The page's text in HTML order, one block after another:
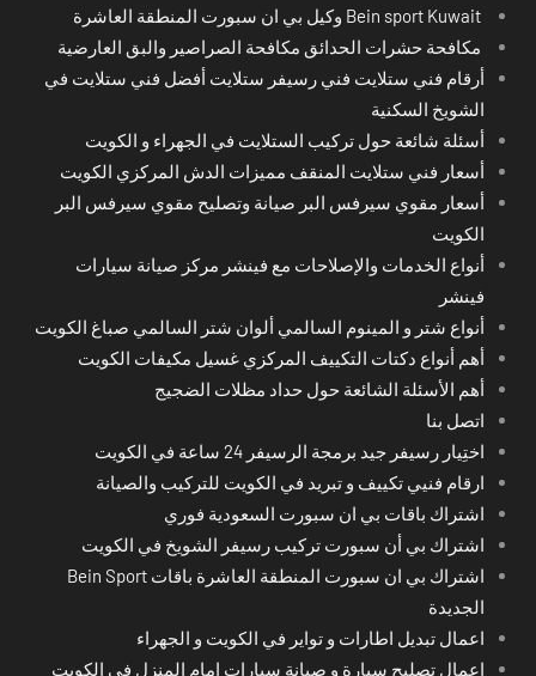
مكافحة حشرات الحدائق مكافحة الصراصير والبق العارضية
أرقام فني ستلايت فني رسيفر ستلايت أفضل فني ستلايت في
الشويخ السكنية
أسئلة شائعة حول تركيب الستلايت في الجهراء و الكويت
أسعار فني ستلايت المنقف مميزات الدش المركزي الكويت
أسعار مقوي سيرفس البر صيانة وتصليح مقوي سيرفس البر
الكويت
أنواع الخدمات والإصلاحات مع فينشر مركز صيانة سيارات
فينشر
أنواع شتر و المينوم السالمي ألوان شتر السالمي صباغ الكويت
أهم أنواع دكتات التكييف المركزي غسيل مكيفات الكويت
أهم الأسئلة الشائعة حول حداد مظلات الضجيج
اتصل بنا
اختِيار رسيفر جيد برمجة الرسيفر 24 ساعة في الكويت
ارقام فنيي تكييف و تبريد في الكويت للتركيب والصيانة
اشتراك باقات بي ان سبورت السعودية فوري
اشتراك بي أن سبورت تركيب رسيفر الشويخ في الكويت
اشتراك بي ان سبورت المنطقة العاشرة باقات Bein Sport
الجديدة
اعمال تبديل اطارات و تواير في الكويت و الجهراء
اعمال تصليح سيارة و صيانة سيارات امام المنزل في الكويت